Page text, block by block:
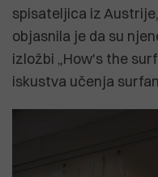
spisateljica iz
objasnila je da su
izložbi „How's the
iskustva učenja